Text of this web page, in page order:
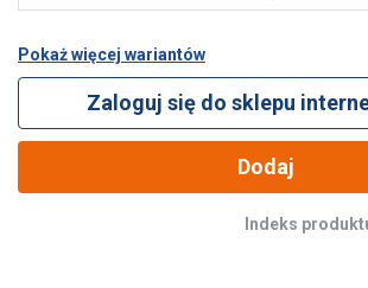
Pokaż więcej wariantów
Zaloguj się do sklepu
Dodaj
Indeks